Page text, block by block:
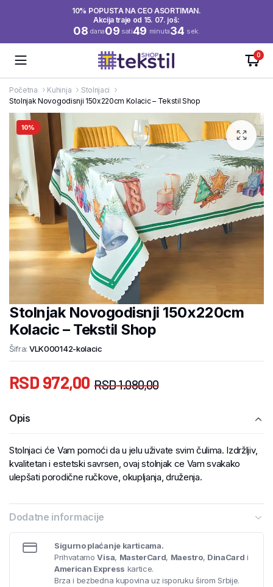
10% POPUSTA NA CEO ASORTIMAN.
Akcija traje od 15. 07. još:
08 dana09 sati49 minuta33 sek.
0
Početna Kuhinja
Stolnjaci
Stolnjak Novogodisnji 150x220cm Kolacic – Tekstil Shop
10%
Stolnjak Novogodisnji 150x220cm
Kolacic – Tekstil Shop
Šifra: VLK000142-kolacic
RSD1.080,00
RSD 972,00
Opis
Stolnjaci će Vam pomoći da u jelu uživate svim čulima. Izdržljiv,
kvalitetan i estetski savrsen, ovaj stolnjak ce Vam svakako
ulepšati porodične ručkove, okupljanja, druženja.
Dodatne informacije
Sigurno plaćanje karticama.
PrihvatamoVisa, MasterCard, Maestro, DinaCard i
American Express kartice.
Brza i bezbedna kupovina uz isporuku širom Srbije.